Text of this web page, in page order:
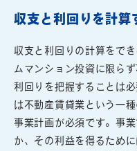
収支と利回りを計算
収支と利回りの計算をで
ムマンション投資に限ら
利回りを把握することは
は不動産賃貸業という一
事業計画が必須です。事
か、その利益を得るため